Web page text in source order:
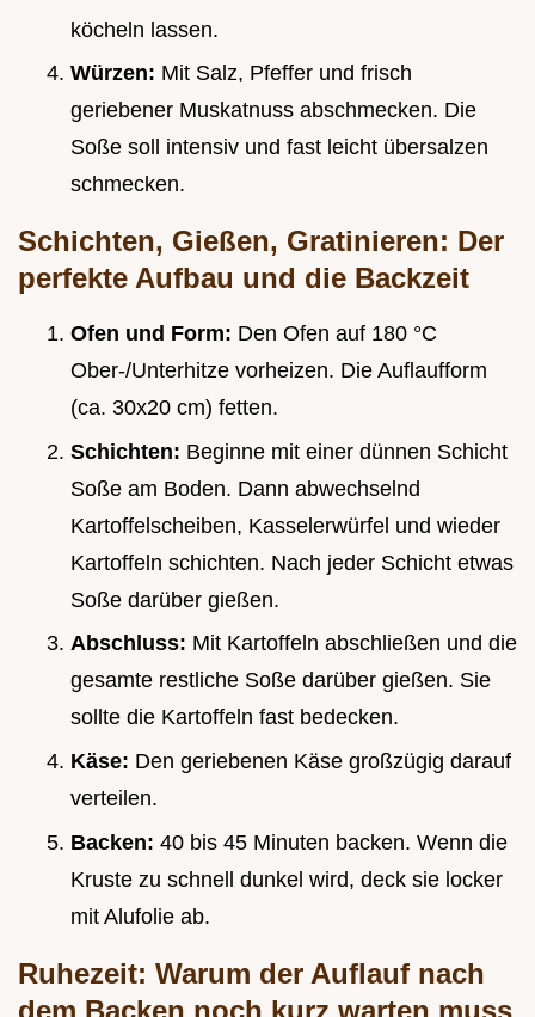
köcheln lassen.
Würzen: Mit Salz, Pfeffer und frisch
geriebener Muskatnuss abschmecken. Die
Soße soll intensiv und fast leicht übersalzen
schmecken.
Schichten, Gießen, Gratinieren: Der
perfekte Aufbau und die Backzeit
Ofen und Form: Den Ofen auf 180 °C
Ober-/Unterhitze vorheizen. Die Auflaufform
(ca. 30x20 cm) fetten.
Schichten: Beginne mit einer dünnen Schicht
Soße am Boden. Dann abwechselnd
Kartoffelscheiben, Kasselerwürfel und wieder
Kartoffeln schichten. Nach jeder Schicht etwas
Soße darüber gießen.
Abschluss: Mit Kartoffeln abschließen und die
gesamte restliche Soße darüber gießen. Sie
sollte die Kartoffeln fast bedecken.
Käse: Den geriebenen Käse großzügig darauf
verteilen.
Backen: 40 bis 45 Minuten backen. Wenn die
Kruste zu schnell dunkel wird, deck sie locker
mit Alufolie ab.
Ruhezeit: Warum der Auflauf nach
dem Backen noch kurz warten muss